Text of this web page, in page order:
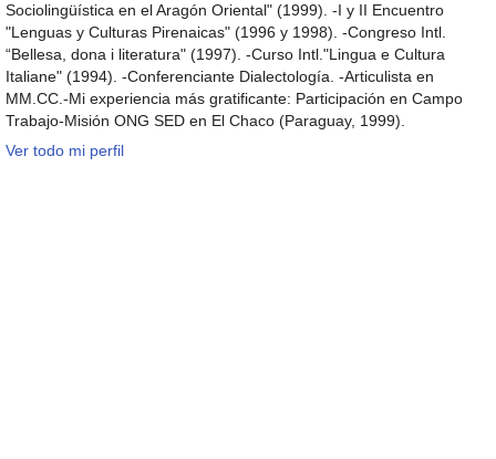
Sociolingüística en el Aragón Oriental" (1999). -I y II Encuentro
"Lenguas y Culturas Pirenaicas" (1996 y 1998). -Congreso Intl.
“Bellesa, dona i literatura" (1997). -Curso Intl."Lingua e Cultura
Italiane" (1994). -Conferenciante Dialectología. -Articulista en
MM.CC.-Mi experiencia más gratificante: Participación en Campo
Trabajo-Misión ONG SED en El Chaco (Paraguay, 1999).
Ver todo mi perfil